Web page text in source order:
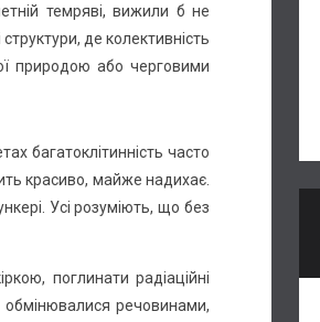
темряві, вижили б не
де колективність
природою або черговими
багатоклітинність часто
красиво, майже надихає.
Усі розуміють, що без
поглинати радіаційні
обмінювалися речовинами,